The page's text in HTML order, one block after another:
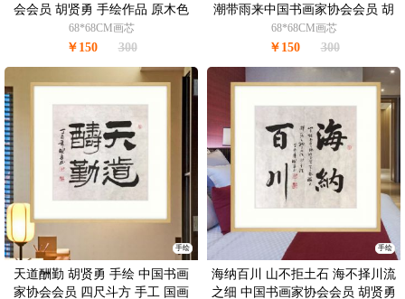
会会员 胡贤勇 手绘作品 原木色
实木框
68*68CM画芯
￥150 300
潮带雨来中国书画家协会会员 胡
贤勇 手绘书法作品
68*68CM画芯
￥150 300
手绘
天道酬勤 胡贤勇 手绘 中国书画
家协会会员 四尺斗方 手工 国画
手绘
海纳百川 山不拒土石 海不择川流
之细 中国书画家协会会员 胡贤勇